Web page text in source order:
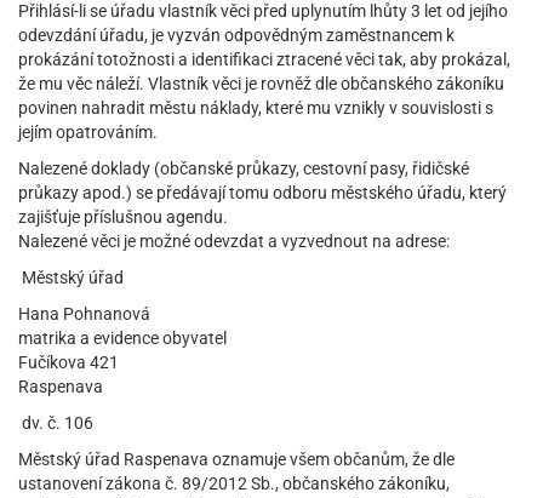
Přihlásí-li se úřadu vlastník věci před uplynutím lhůty 3 let od jejího
odevzdání úřadu, je vyzván odpovědným zaměstnancem k
prokázání totožnosti a identifikaci ztracené věci tak, aby prokázal,
že mu věc náleží. Vlastník věci je rovněž dle občanského zákoníku
povinen nahradit městu náklady, které mu vznikly v souvislosti s
jejím opatrováním.
Nalezené doklady (občanské průkazy, cestovní pasy, řidičské
průkazy apod.) se předávají tomu odboru městského úřadu, který
zajišťuje příslušnou agendu.
Nalezené věci je možné odevzdat a vyzvednout na adrese:
Městský úřad
Hana Pohnanová
matrika a evidence obyvatel
Fučíkova 421
Raspenava
dv. č. 106
Městský úřad Raspenava oznamuje všem občanům, že dle
ustanovení zákona č. 89/2012 Sb., občanského zákoníku,